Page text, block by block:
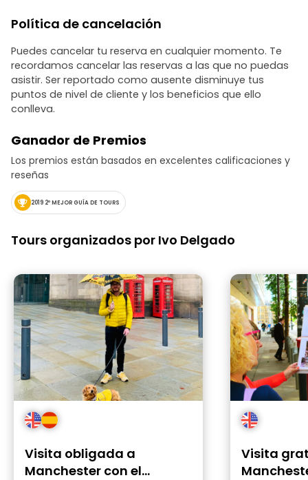
Política de cancelación
Puedes cancelar tu reserva en cualquier momento. Te
recordamos cancelar las reservas a las que no puedas
asistir. Ser reportado como ausente disminuye tus
puntos de nivel de cliente y los beneficios que ello
conlleva.
Ganador de Premios
Los premios están basados en excelentes calificaciones y
reseñas
2019 2º MEJOR GUÍA DE TOURS
Tours organizados por Ivo Delgado
Visita obligada a
Manchester con el
Visita